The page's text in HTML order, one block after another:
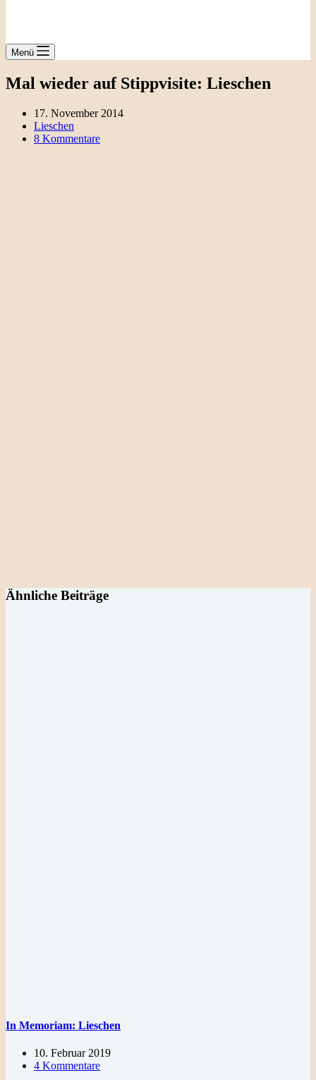
Menü
Mal wieder auf Stippvisite: Lieschen
17. November 2014
Lieschen
8 Kommentare
Ähnliche Beiträge
In Memoriam: Lieschen
10. Februar 2019
4 Kommentare